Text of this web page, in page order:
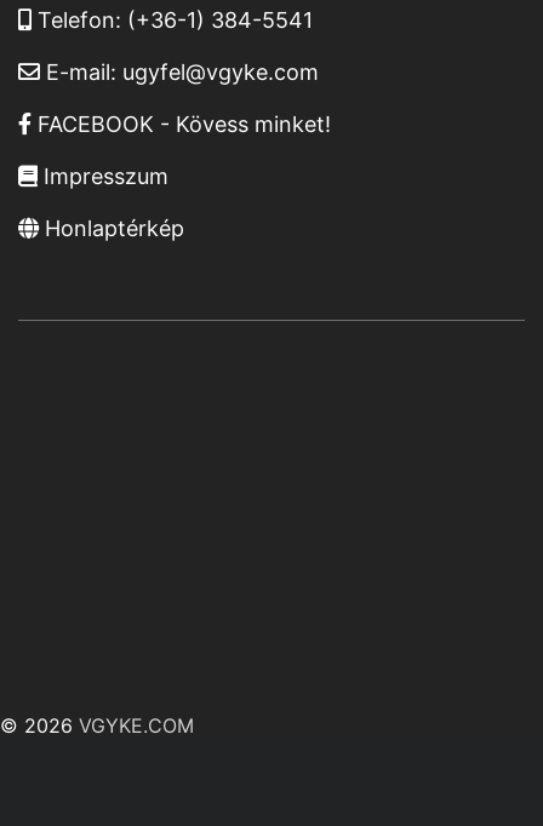
Telefon: (+36-1) 384-5541
E-mail: ugyfel@vgyke.com
FACEBOOK - Kövess minket!
Impresszum
Honlaptérkép
© 2026 VGYKE.COM